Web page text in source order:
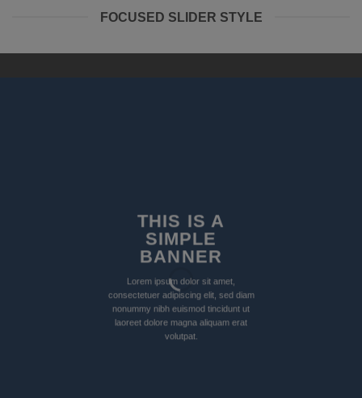
FOCUSED SLIDER STYLE
THIS IS A
SIMPLE
BANNER
Lorem ipsum dolor sit amet,
consectetuer adipiscing elit, sed diam
nonummy nibh euismod tincidunt ut
laoreet dolore magna aliquam erat
volutpat.